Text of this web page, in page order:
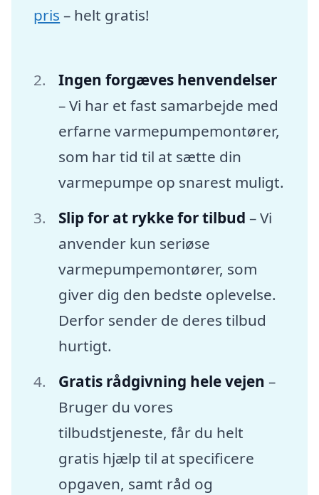
pris – helt gratis!
Ingen forgæves henvendelser
– Vi har et fast samarbejde med
erfarne varmepumpemontører,
som har tid til at sætte din
varmepumpe op snarest muligt.
Slip for at rykke for tilbud – Vi
anvender kun seriøse
varmepumpemontører, som
giver dig den bedste oplevelse.
Derfor sender de deres tilbud
hurtigt.
Gratis rådgivning hele vejen –
Bruger du vores
tilbudstjeneste, får du helt
gratis hjælp til at specificere
opgaven, samt råd og